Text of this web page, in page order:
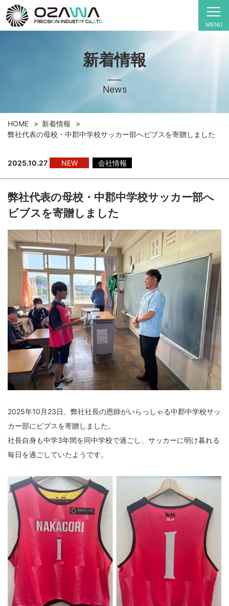
MENU
新着情報
News
HOME
新着情報
弊社代表の母校・中郡中学校サッカー部へビブスを寄贈しました
2025.10.27 NEW 会社情報
弊社代表の母校・中郡中学校サッカー部へ
ビブスを寄贈しました
2025年10月23日、弊社社長の恩師がいらっしゃる中郡中学校サッ
カー部にビブスを寄贈しました。
社長自身も中学3年間を同中学校で過ごし、サッカーに明け暮れる
毎日を過ごしていたようです。